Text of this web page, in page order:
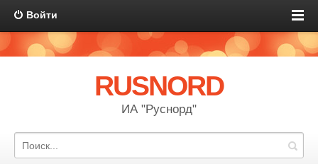
Войти
RUSNORD
ИА "Руснорд"